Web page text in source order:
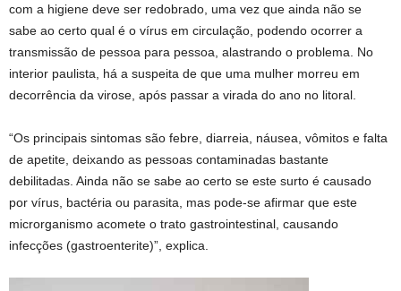
com a higiene deve ser redobrado, uma vez que ainda não se
sabe ao certo qual é o vírus em circulação, podendo ocorrer a
transmissão de pessoa para pessoa, alastrando o problema. No
interior paulista, há a suspeita de que uma mulher morreu em
decorrência da virose, após passar a virada do ano no litoral.
“Os principais sintomas são febre, diarreia, náusea, vômitos e falta
de apetite, deixando as pessoas contaminadas bastante
debilitadas. Ainda não se sabe ao certo se este surto é causado
por vírus, bactéria ou parasita, mas pode-se afirmar que este
microrganismo acomete o trato gastrointestinal, causando
infecções (gastroenterite)”, explica.